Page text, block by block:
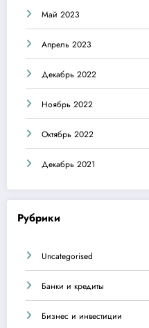
Май 2023
Апрель 2023
Декабрь 2022
Ноябрь 2022
Октябрь 2022
Декабрь 2021
Рубрики
Uncategorised
Банки и кредиты
Бизнес и инвестиции